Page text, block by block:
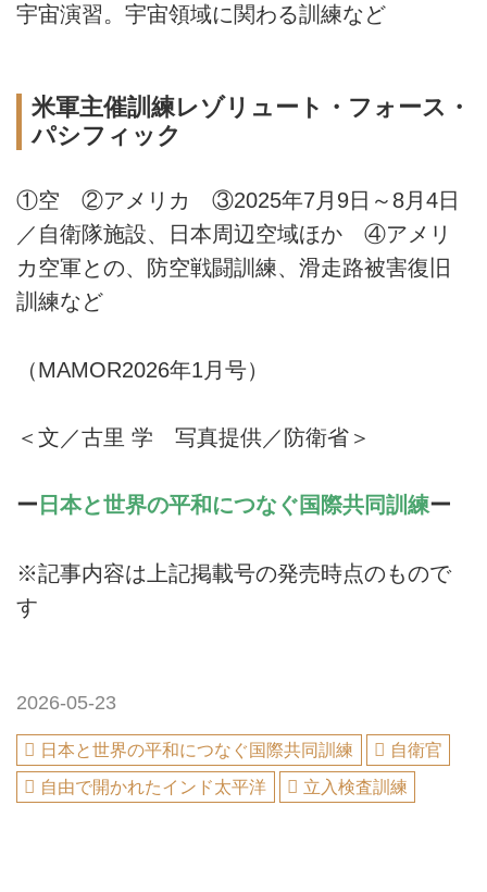
宇宙演習。宇宙領域に関わる訓練など
米軍主催訓練レゾリュート・フォース・
パシフィック
①空 ②アメリカ ③2025年7月9日～8月4日
／自衛隊施設、日本周辺空域ほか ④アメリ
カ空軍との、防空戦闘訓練、滑走路被害復旧
訓練など
（MAMOR2026年1月号）
＜文／古里 学 写真提供／防衛省＞
ー 日本と世界の平和につなぐ国際共同訓練ー
※記事内容は上記掲載号の発売時点のもので
す
2026-05-23
日本と世界の平和につなぐ国際共同訓練
自衛官
自由で開かれたインド太平洋
立入検査訓練